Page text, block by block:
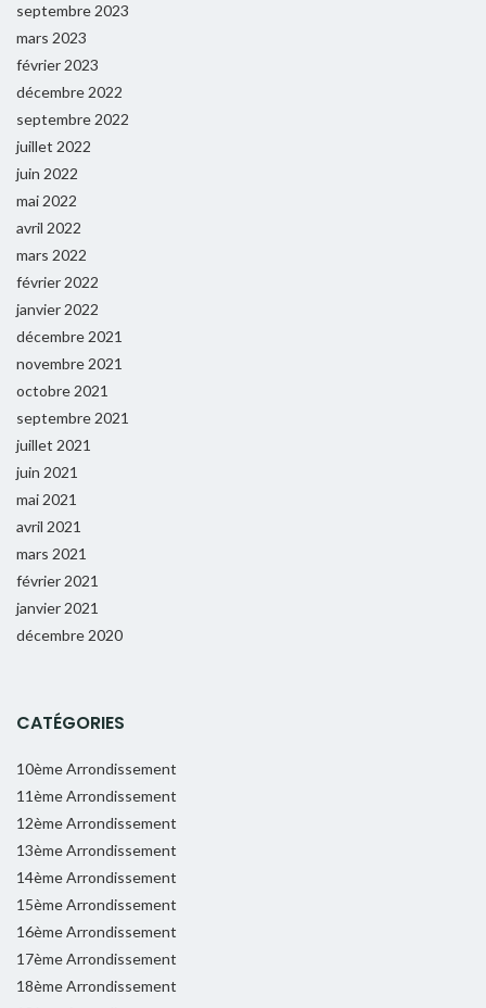
septembre 2023
mars 2023
février 2023
décembre 2022
septembre 2022
juillet 2022
juin 2022
mai 2022
avril 2022
mars 2022
février 2022
janvier 2022
décembre 2021
novembre 2021
octobre 2021
septembre 2021
juillet 2021
juin 2021
mai 2021
avril 2021
mars 2021
février 2021
janvier 2021
décembre 2020
CATÉGORIES
10ème Arrondissement
11ème Arrondissement
12ème Arrondissement
13ème Arrondissement
14ème Arrondissement
15ème Arrondissement
16ème Arrondissement
17ème Arrondissement
18ème Arrondissement